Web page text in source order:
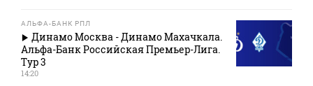
АЛЬФА-БАНК РПЛ
Динамо Москва - Динамо Махачкала.
Альфа-Банк Российская Премьер-Лига.
Тур 3
14:20